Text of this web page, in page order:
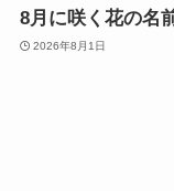
8月に咲く花の名
2026年8月1日